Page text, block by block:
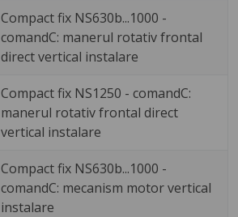
Compact fix NS630b...1000 -
comandC: manerul rotativ frontal
direct vertical instalare
Compact fix NS1250 - comandC:
manerul rotativ frontal direct
vertical instalare
Compact fix NS630b...1000 -
comandC: mecanism motor vertical
instalare